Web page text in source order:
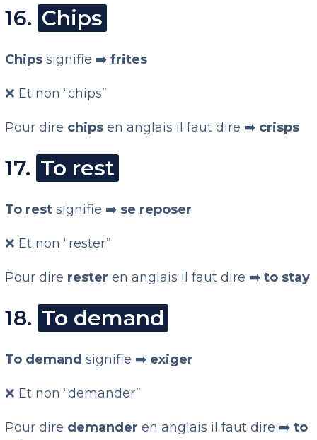
16. Chips
Chipssignifie ➡️frites
❌ Et non “chips”
Pour dire chips en anglais il faut dire ➡️ crisps
17. To rest
To restsignifie ➡️ se reposer
❌ Et non “rester”
Pour dire resteren anglais il faut dire ➡️to stay
18. To demand
To demandsignifie ➡️ exiger
❌ Et non “demander”
Pour dire demanderen anglais il faut dire ➡️to